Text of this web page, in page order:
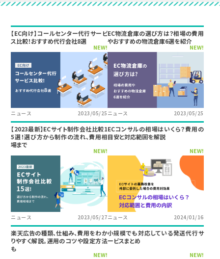
【EC向け】コールセンター代行サービ
ス比較！おすすめ代行会社8選
NEW!
ニュース 2023/05/25
EC物流倉庫の選び方は？相場の費用
やおすすめの物流倉庫6選を紹介
NEW!
ニュース 2023/05/25
【2023最新】ECサイト制作会社比較1
5選！選び方から制作の流れ、費用相
場まで
NEW!
ニュース 2023/05/27
ECコンサルの相場はいくら？費用の
目安と対応範囲を解説
NEW!
ニュース 2024/01/16
楽天広告の種類、仕組み、費用をわか
りやすく解説。運用のコツや設定方法
も
NEW!
小規模でも対応している発送代行サ
ービスまとめ
NEW!